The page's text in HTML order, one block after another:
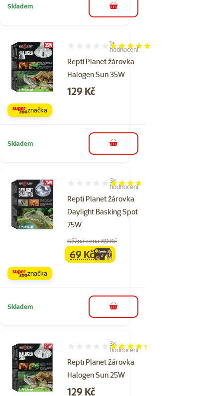
Skladem do košíku
Repti Planet žárovka
Halogen Sun 35W
Hodnocení 100%, počet hodnocení: 1
1×
hodnocení
Cena
129 Kč
značka
Skladem do košíku
Repti Planet žárovka
Daylight Basking Spot
75W
Hodnocení 73%, počet hodnocení: 3
3×
hodnocení
Běžná cena 89 Kč
familycena
69 Kč
značka
Skladem do košíku
Repti Planet žárovka
Halogen Sun 25W
Hodnocení 87%, počet hodnocení: 3
3×
hodnocení
Cena
129 Kč